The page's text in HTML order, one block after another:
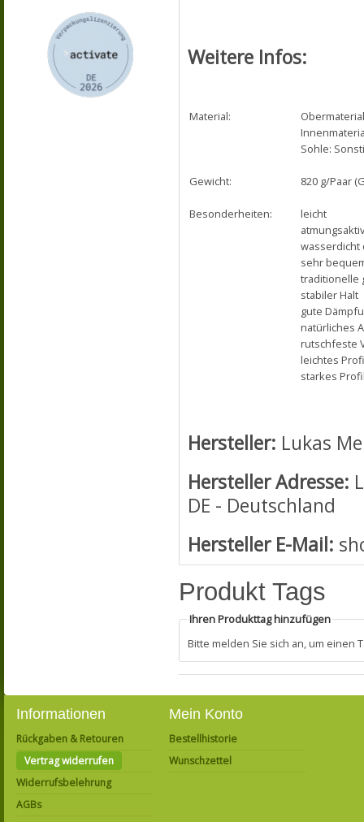
Weitere Infos:
Material:
Sohle:
Gewicht: 820 g/Paar
Besonderheiten:
leicht
atmungsaktiv
wasserdicht
sehr
traditionelle
stabiler Halt
gute
natürliches
rutschfeste
leichtes
starkes
Hersteller: Lukas
Hersteller Adresse:
DE - Deutschland
Hersteller E-Mail:
Produkt Tags
Ihren Produkttag hinzufügen
Bitte melden Sie sich an, um einen
Informationen
Rückgaben & Retouren
Vertrag widerrufen
Widerrufsbelehrung
AGBs
Mein Konto
Bestellhistorie
Wunschzettel